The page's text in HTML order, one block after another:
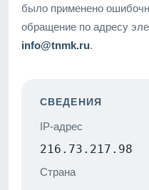
было применено
обращение по адресу
info@tnmk.ru.
СВЕДЕНИЯ
IP-адрес
216.73.217.98
Страна